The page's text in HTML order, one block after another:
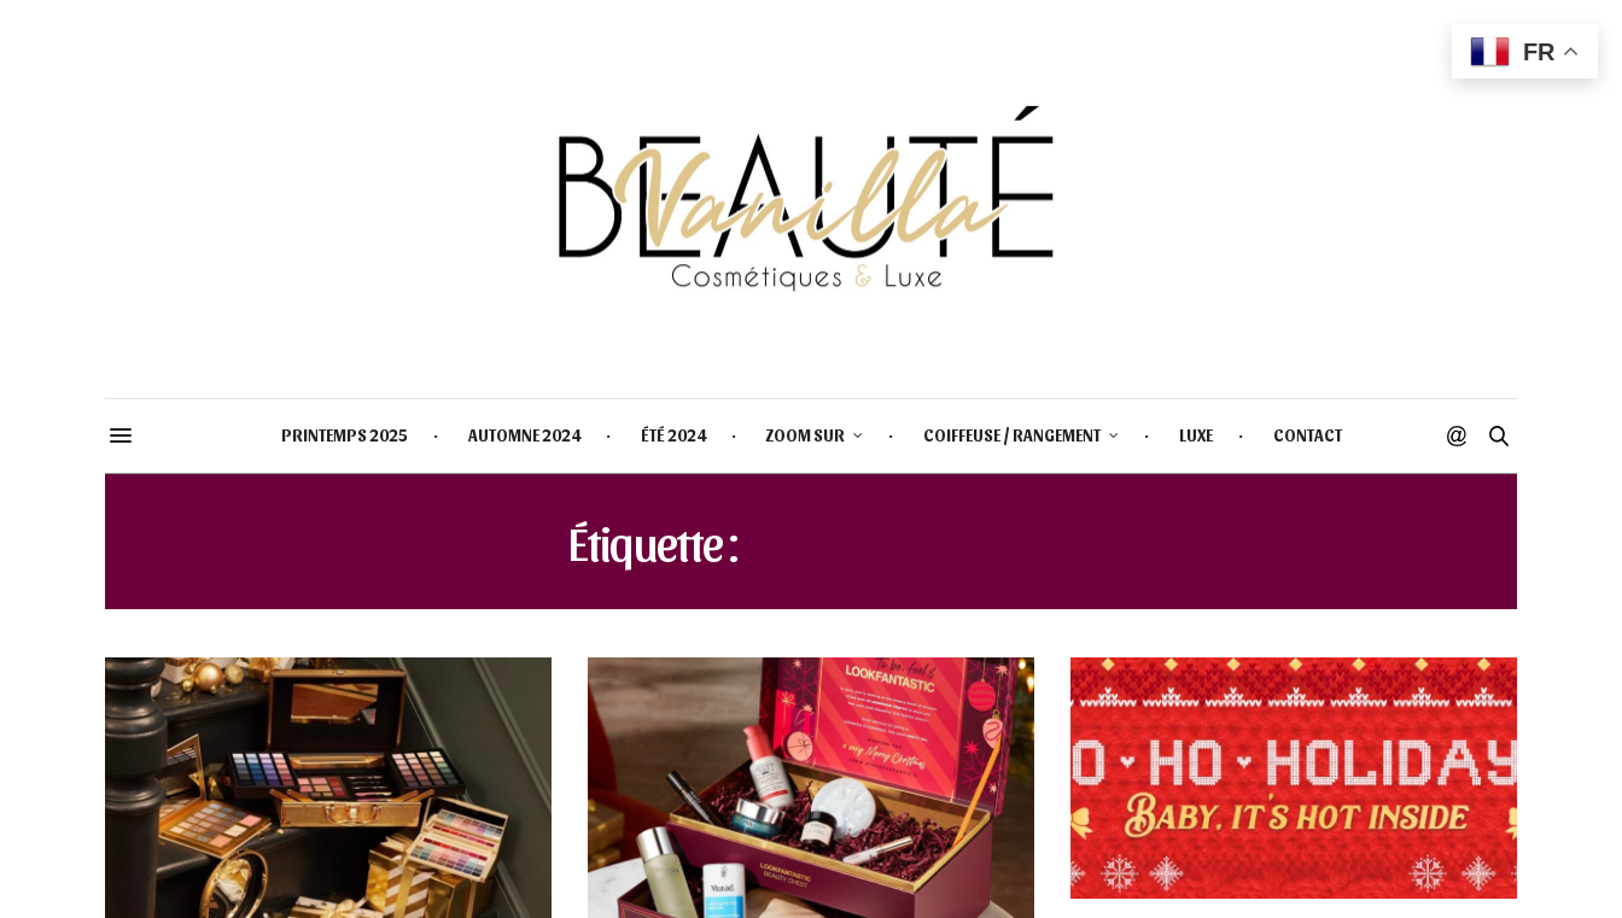
PRINTEMPS 2025 AUTOMNE 2024 ÉTÉ 2024 ZOOM SUR COIFFEUSE / RANGEMENT LUXE CONTACT
Étiquette :
FR